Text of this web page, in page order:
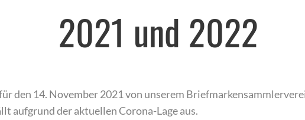
2021 und 2022
den 14. November 2021 von unserem
aufgrund der aktuellen Corona-Lage aus.